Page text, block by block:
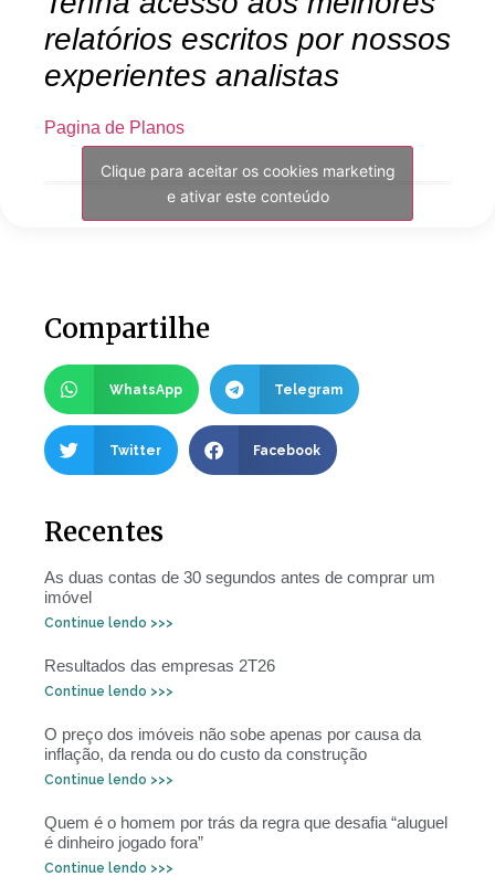
relatórios escritos por nossos
experientes analistas
Pagina de Planos
Clique para aceitar os cookies marketing
e ativar este conteúdo
Compartilhe
WhatsApp Telegram
Twitter Facebook
Recentes
As duas contas de 30 segundos antes de comprar um
imóvel
Continue lendo >>>
Resultados das empresas 2T26
Continue lendo >>>
O preço dos imóveis não sobe apenas por causa da
inflação, da renda ou do custo da construção
Continue lendo >>>
Quem é o homem por trás da regra que desafia “aluguel
é dinheiro jogado fora”
Continue lendo >>>